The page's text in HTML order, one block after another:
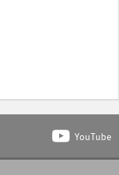
YouTube